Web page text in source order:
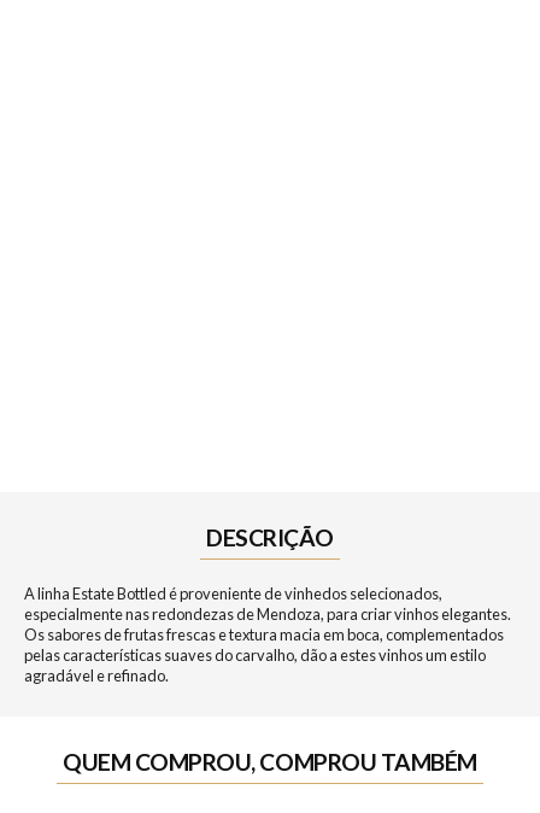
DESCRIÇÃO
A linha Estate Bottled é proveniente de vinhedos selecionados,
especialmente nas redondezas de Mendoza, para criar vinhos elegantes.
Os sabores de frutas frescas e textura macia em boca, complementados
pelas características suaves do carvalho, dão a estes vinhos um estilo
agradável e refinado.
QUEM COMPROU, COMPROU TAMBÉM